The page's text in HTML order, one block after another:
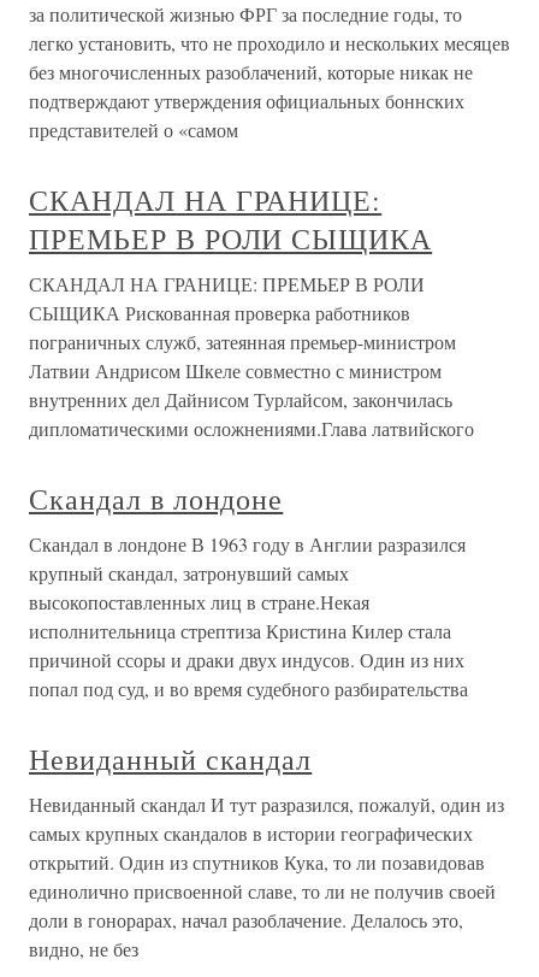
за политической жизнью ФРГ за последние годы, то
легко установить, что не проходило и нескольких месяцев
без многочисленных разоблачений, которые никак не
подтверждают утверждения официальных боннских
представителей о «самом
СКАНДАЛ НА ГРАНИЦЕ:
ПРЕМЬЕР В РОЛИ СЫЩИКА
СКАНДАЛ НА ГРАНИЦЕ: ПРЕМЬЕР В РОЛИ
СЫЩИКА Рискованная проверка работников
пограничных служб, затеянная премьер-министром
Латвии Андрисом Шкеле совместно с министром
внутренних дел Дайнисом Турлайсом, закончилась
дипломатическими осложнениями.Глава латвийского
Скандал в лондоне
Скандал в лондоне В 1963 году в Англии разразился
крупный скандал, затронувший самых
высокопоставленных лиц в стране.Некая
исполнительница стрептиза Кристина Килер стала
причиной ссоры и драки двух индусов. Один из них
попал под суд, и во время судебного разбирательства
Невиданный скандал
Невиданный скандал И тут разразился, пожалуй, один из
самых крупных скандалов в истории географических
открытий. Один из спутников Кука, то ли позавидовав
единолично присвоенной славе, то ли не получив своей
доли в гонорарах, начал разоблачение. Делалось это,
видно, не без